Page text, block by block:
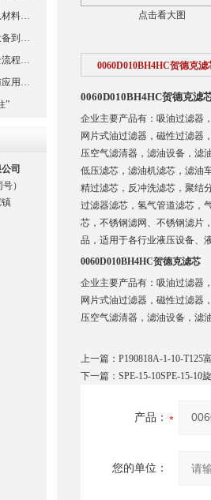
点击看大图
0060D010BH4HC贺德克滤
0060D010BH4HC贺德克滤
企业主要产品有：吸油过滤器
网片式油过滤器，磁性过滤器
压空气滤清器，滤油设备，滤
低压滤芯，滤油机滤芯，滤油
精过滤芯，反冲洗滤芯，聚结
过滤器滤芯，氢气管道滤芯，
芯，不锈钢滤网、不锈钢滤片
品，适用于各行业液压设备、
0060D010BH4HC贺德克滤芯
企业主要产品有：吸油过滤器
网片式油过滤器，磁性过滤器
压空气滤清器，滤油设备，滤
上一篇： P190818A-1-10-T125
下一篇： SPE-15-10SPE-15-10
产品：
您的单位：
不锈钢滤芯测试标准全解析，从材料性能到应用场景的严苛验证
润滑油滤芯精度分级：从工业设备到精密系统的过滤密码
主轴油泵滤芯从定位到调试的全流程解析
颇尔滤芯精度字母编码的解析与应用指南
”
司
）